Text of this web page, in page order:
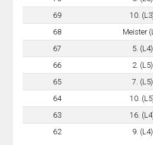
69
10.
68
Meister
67
5. (L4)
66
2. (L5)
65
7. (L5)
64
10.
63
16.
62
9. (L4)